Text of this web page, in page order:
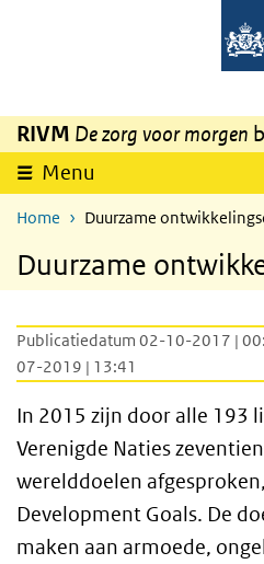
Overslaan en naar de inhoud gaan
RIVM De zorg voor morgen
Menu
Home Duurzame
Duurzame
Publicatiedatum 02-10-2017 |
07-2019 | 13:41
In 2015 zijn door alle 193
Verenigde Naties
werelddoelen
Development Goals. De
maken aan armoede,